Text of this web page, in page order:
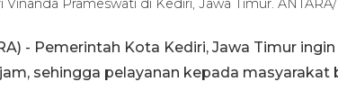
Vinanda Prameswati di Kediri, Jawa Timur.
- Pemerintah Kota Kediri, Jawa Timur
sehingga pelayanan kepada masyarakat